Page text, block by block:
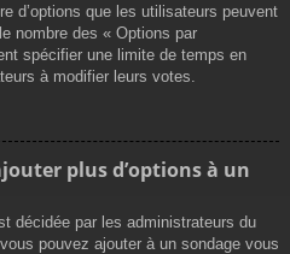
d’options que les utilisateurs peuvent
nombre des « Options par
spécifier une limite de temps en
à modifier leurs votes.
plus d’options à un
décidée par les administrateurs du
pouvez ajouter à un sondage vous